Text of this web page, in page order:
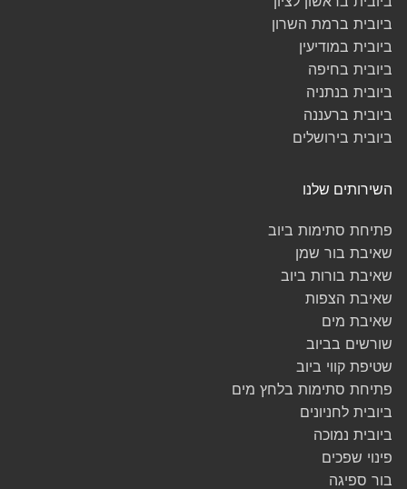
ביובית ברמת השרון
ביובית במודיעין
ביובית בחיפה
ביובית בנתניה
ביובית ברעננה
ביובית בירושלים
השירותים שלנו
פתיחת סתימות ביוב
שאיבת בור שמן
שאיבת בורות ביוב
שאיבת הצפות
שאיבת מים
שורשים בביוב
שטיפת קווי ביוב
פתיחת סתימות בלחץ מים
ביובית לחניונים
ביובית נמוכה
פינוי שפכים
בור ספיגה